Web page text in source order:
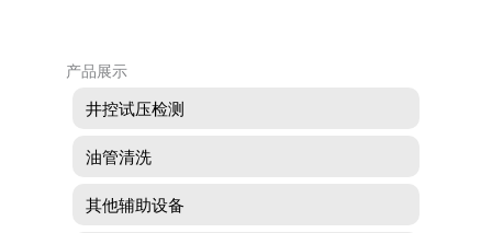
产品展示
井控试压检测
油管清洗
其他辅助设备